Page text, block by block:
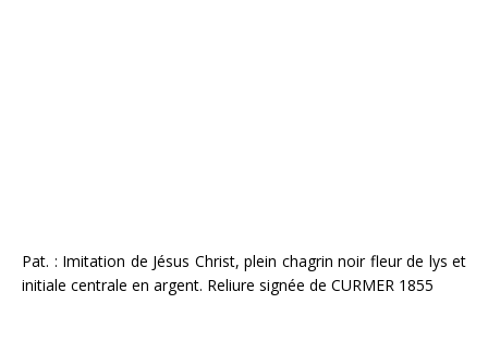
Pat. : Imitation de Jésus Christ, plein chagrin noir fleur de lys et
initiale centrale en argent. Reliure signée de CURMER 1855